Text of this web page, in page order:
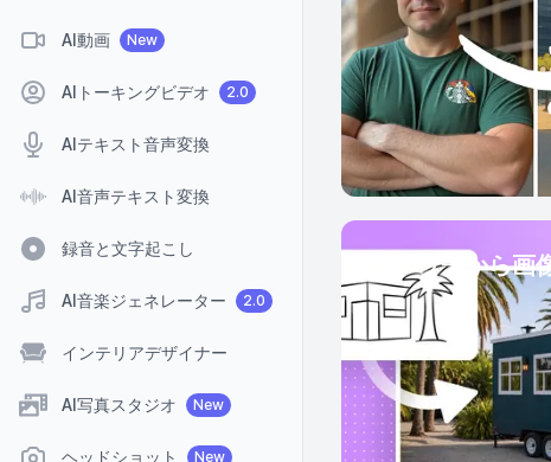
AI動画 New
AIトーキングビデオ 2.0
AIテキスト音声変換
AI音声テキスト変換
録音と文字起こし
AI音楽ジェネレーター 2.0
インテリアデザイナー
AI写真スタジオ New
ヘッドショット New
スケッチから画